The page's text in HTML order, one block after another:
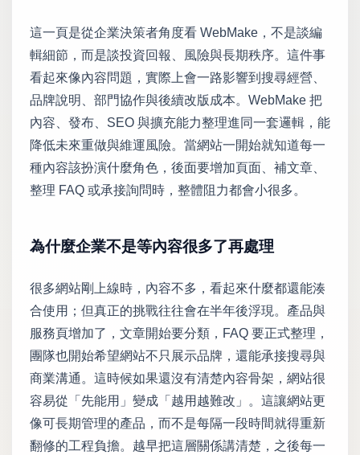
這一頁是從企業決策者角度看 WebMake，不是談編
輯細節，而是談投資回報、風險與長期秩序。這件事
看起來像內容問題，實際上會一路影響到搜尋經營、
品牌說明、部門協作與後續改版成本。WebMake 把
內容、發布、SEO 與擴充能力整理進同一套邏輯，能
降低未來重做與維運風險。當網站一開始就知道每一
種內容該扮演什麼角色，後面要增加頁面、補文章、
整理 FAQ 或承接詢問時，整體阻力都會小很多。
為什麼企業不是等內容很多了再處理
很多網站剛上線時，內容不多，看起來什麼都還能湊
合使用；但真正的挑戰往往會在半年後浮現。產品與
服務頁增加了，文章開始要分類，FAQ 要正式整理，
團隊也開始希望網站不只展示品牌，還能承接搜尋與
商業溝通。這時候如果還沒有清楚內容骨架，網站很
容易從「先能用」變成「越用越難改」。這讓網站更
像可長期管理的產品，而不是每隔一段時間就得重新
翻修的工程負擔。越早把這層關係講清楚，之後每一